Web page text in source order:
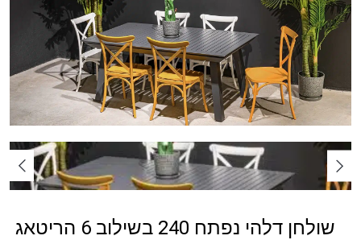
שולחן דלהי נפתח 240 בשילוב 6 הריטאג